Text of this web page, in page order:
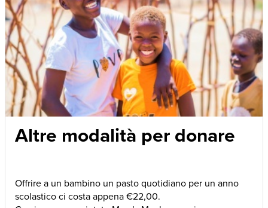
Altre modalità per donare
Offrire a un bambino un pasto quotidiano per un anno
scolastico ci costa appena €22,00.